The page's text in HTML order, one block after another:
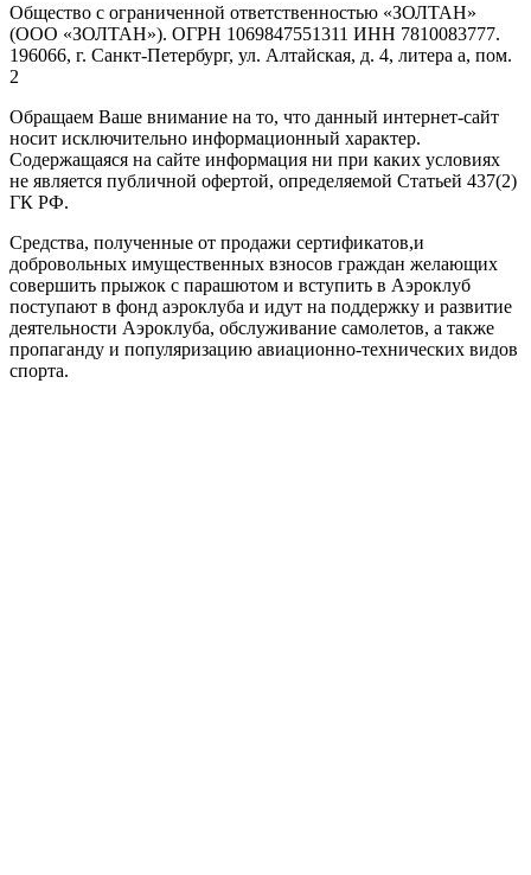
Общество с ограниченной ответственностью «ЗОЛТАН»
(ООО «ЗОЛТАН»). ОГРН 1069847551311 ИНН 7810083777.
196066, г. Санкт-Петербург, ул. Алтайская, д. 4, литера а, пом.
2
Обращаем Ваше внимание на то, что данный интернет-сайт
носит исключительно информационный характер.
Содержащаяся на сайте информация ни при каких условиях
не является публичной офертой, определяемой Статьей 437(2)
ГК РФ.
Средства, полученные от продажи сертификатов,и
добровольных имущественных взносов граждан желающих
совершить прыжок с парашютом и вступить в Аэроклуб
поступают в фонд аэроклуба и идут на поддержку и развитие
деятельности Аэроклуба, обслуживание самолетов, а также
пропаганду и популяризацию авиационно-технических видов
спорта.